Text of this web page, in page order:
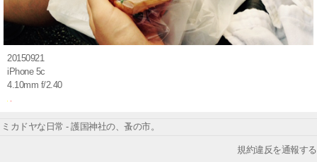
20150921
iPhone 5c
4.10mm f/2.40
ミカドヤな日常 - 護国神社の、蚤の市。
規約違反を通報する